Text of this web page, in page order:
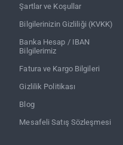
Şartlar ve Koşullar
Bilgilerinizin Gizliliği (KVKK)
Banka Hesap / IBAN
Bilgilerimiz
Fatura ve Kargo Bilgileri
Gizlilik Politikası
Blog
Mesafeli Satış Sözleşmesi